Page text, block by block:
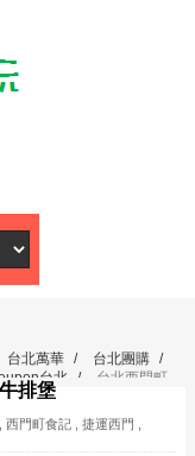
台北萬華 / 台北團購
/
台北 /
台北西門町-
排堡
西門町食記 捷運西門